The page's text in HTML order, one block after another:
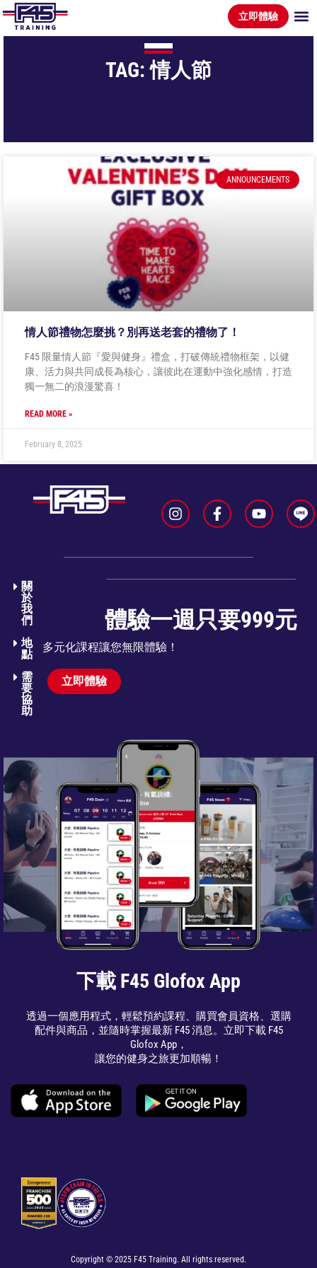
立即體驗
TAG: 情人節
ANNOUNCEMENTS
情人節禮物怎麼挑？別再送老套的禮物了！
F45 限量情人節『愛與健身』禮盒，打破傳統禮物框架，以健
康、活力與共同成長為核心，讓彼此在運動中強化感情，打造
獨一無二的浪漫驚喜！
READ MORE »
February 8, 2025
關
於
我
們​
地
點
需
要
協
助​
體驗一週只要999元
多元化課程讓您無限體驗！
立即體驗
下載 F45 Glofox App
透過一個應用程式，輕鬆預約課程、購買會員資格、選購
配件與商品，並隨時掌握最新 F45 消息。立即下載 F45
Glofox App，
讓您的健身之旅更加順暢！
Copyright © 2025 F45 Training. All rights reserved.